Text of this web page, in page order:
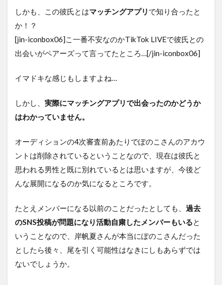
しかも、この彼氏とはマッチングアプリ で知り合ったと
か！？
[jin-iconbox06]こ一番不安なのかTikTok LIVEで彼氏との
出会いがペアーズって言ってたところ…[/jin-iconbox06]
イマドキな感じもしますよね…
しかし、 実際にマッチングアプリで出会ったのかどうか
はわかっていません。
オーディションの4次審査前あたりでぽのこさんのアカウ
ントは削除されているということなので、現在は彼氏と
思われる男性と既に別れているとは思いますが、今後ど
んな展開になるのか気になるところです。
たとえメンバーになる以前のことだったとしても、 過去
のSNS投稿が問題になり活動自粛したメンバーもいると
いうことなので、岸帆夏さんが本当にぽのこさんだった
としたら後々、尾を引く可能性はなきにしもあらずでは
ないでしょうか。